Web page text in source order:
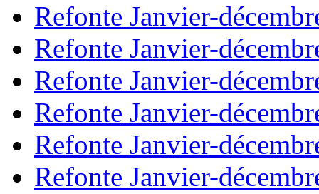
Refonte Janvier-
Refonte Janvier-
Refonte Janvier-
Refonte Janvier-
Refonte Janvier-
Refonte Janvier-